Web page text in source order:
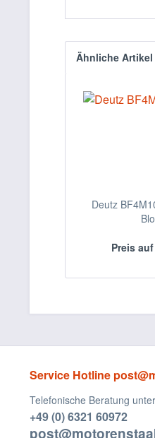
Ähnliche Artikel
Deutz
Preis
Service Hotline
Telefonische Beratung
+49 (0) 6321 60972